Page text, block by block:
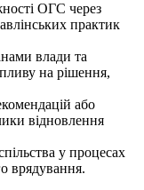
ОГС через
практик
влади та
на рішення,
або
відновлення
у процесах
врядування.